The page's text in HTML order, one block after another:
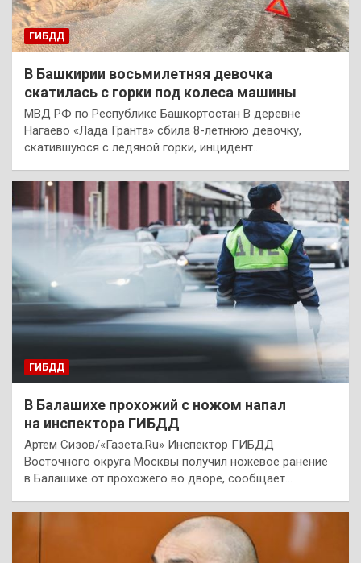
ГИБДД
В Башкирии восьмилетняя девочка
скатилась с горки под колеса машины
МВД РФ по Республике Башкортостан В деревне
Нагаево «Лада Гранта» сбила 8-летнюю девочку,
скатившуюся с ледяной горки, инцидент…
ГИБДД
В Балашихе прохожий с ножом напал
на инспектора ГИБДД
Артем Сизов/«Газета.Ru» Инспектор ГИБДД
Восточного округа Москвы получил ножевое ранение
в Балашихе от прохожего во дворе, сообщает…